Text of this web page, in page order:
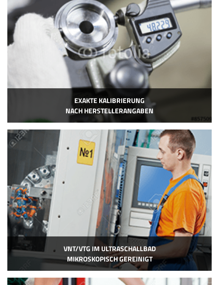
EXAKTE KALIBRIERUNG
NACH HERSTELLERANGABEN
VNT/VTG IM ULTRASCHALLBAD
MIKROSKOPISCH GEREINIGT